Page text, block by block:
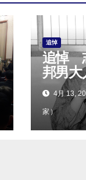
追悼
追悼
邦男大
4月 13,
家）